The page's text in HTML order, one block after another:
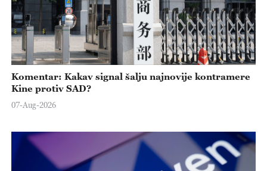
Komentar: Kakav signal šalju najnovije kontramere
Kine protiv SAD?
07-Aug-2026